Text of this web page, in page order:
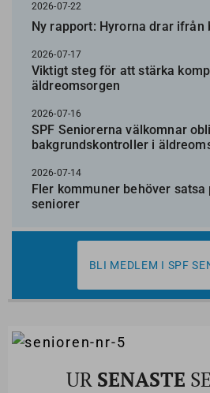
2026-07-22
Ny rapport: Hyrorna drar ifrån
2026-07-17
Viktigt steg för att stärka
äldreomsorgen
2026-07-16
SPF Seniorerna välkomnar
bakgrundskontroller i
2026-07-14
Fler kommuner behöver
seniorer
BLI MEDLEM I SPF
UR SENASTE